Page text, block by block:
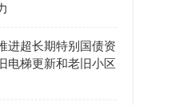
进超长期特别国债资
电梯更新和老旧小区